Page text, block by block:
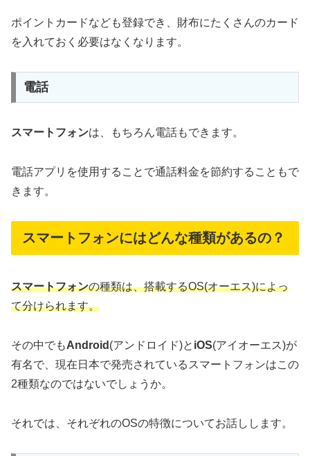
ポイントカードなども登録でき、財布にたくさんのカード
を入れておく必要はなくなります。
電話
スマートフォンは、もちろん電話もできます。
電話アプリを使用することで通話料金を節約することもで
きます。
スマートフォンにはどんな種類があるの？
スマートフォンの種類は、搭載するOS(オーエス)によっ
て分けられます。
その中でもAndroid (アンドロイド)と iOS(アイオーエス)が
有名で、現在日本で発売されているスマートフォンはこの
2種類なのではないでしょうか。
それでは、それぞれのOSの特徴についてお話しします。